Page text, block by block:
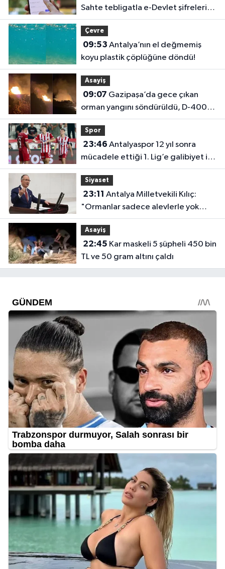
Sahte tebligatla e-Devlet şifrelerini
çalıyorlar
Çevre
09:53
koyu plastik çöplüğüne döndü!
Asayiş
09:07
orman yangını söndürüldü, D-400
trafiğe açıldı
Spor
23:46
mücadele ettiği 1. Lig’e galibiyet ile
başladı
Siyaset
23:11
"Ormanlar sadece alevlerle yok
olmuyor"
Asayiş
22:45
TL ve 50 gram altını çaldı